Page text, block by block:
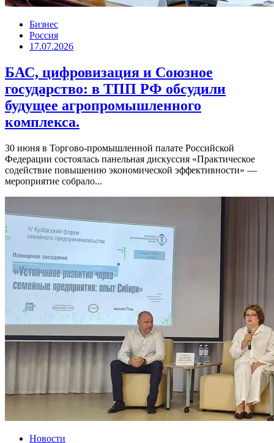
Бизнес
Россия
17.07.2026
БАС, цифровизация и Союзное
государство: в ТПП РФ обсудили
будущее агропромышленного
комплекса.
30 июня в Торгово-промышленной палате Российской
Федерации состоялась панельная дискуссия «Практическое
содействие повышению экономической эффективности» —
мероприятие собрало...
Новости